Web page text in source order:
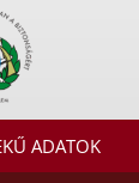
ADATOK